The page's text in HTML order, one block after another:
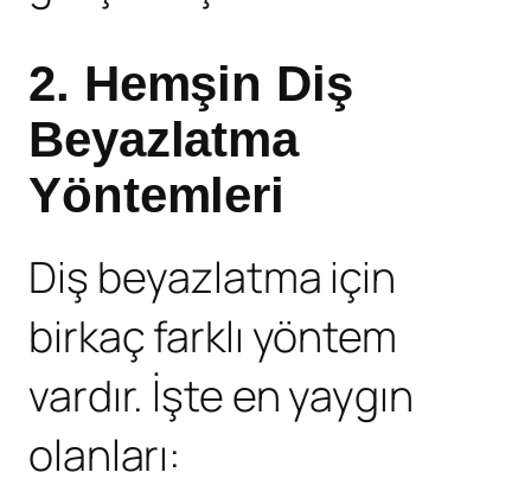
2. Hemşin Diş
Beyazlatma
Yöntemleri
Diş beyazlatma için
birkaç farklı yöntem
vardır. İşte en yaygın
olanları: